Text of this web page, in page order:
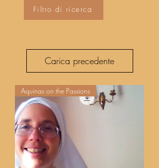
Filtro di ricerca
Carica precedente
Aquinas on the Passions